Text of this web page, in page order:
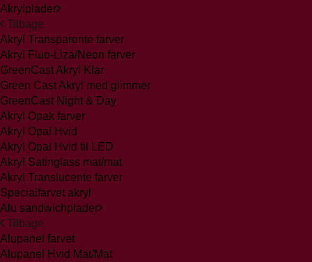
Akrylplader
Tilbage
Akryl Transparente farver
Akryl Fluo-Liza/Neon farver
GreenCast Akryl Klar
Green Cast Akryl med glimmer
GreenCast Night & Day
Akryl Opak farver
Akryl Opal Hvid
Akryl Opal Hvid til LED
Akryl Satinglass mat/mat
Akryl Translucente farver
Specialfarvet akryl
Alu sandwichplader
Tilbage
Alupanel farvet
Alupanel Hvid Mat/Mat